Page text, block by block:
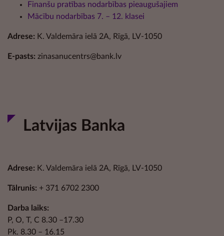
Finanšu pratības nodarbības pieaugušajiem
Mācību nodarbības 7. – 12. klasei
Adrese: K. Valdemāra ielā 2A, Rīgā, LV-1050
E-pasts: zinasanucentrs@bank.lv
Latvijas Banka
Adrese: K. Valdemāra ielā 2A, Rīgā, LV-1050
Tālrunis: + 371 6702 2300
Darba laiks:
P, O, T, C 8.30 –17.30
Pk. 8.30 – 16.15